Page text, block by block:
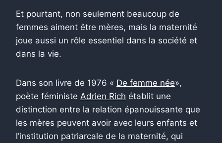
Et pourtant, non seulement beaucoup de
femmes aiment être mères, mais la maternité
joue aussi un rôle essentiel dans la société et
dans la vie.
Dans son livre de 1976 « De femme née»,
poète féministe Adrien Rich établit une
distinction entre la relation épanouissante que
les mères peuvent avoir avec leurs enfants et
l’institution patriarcale de la maternité, qui